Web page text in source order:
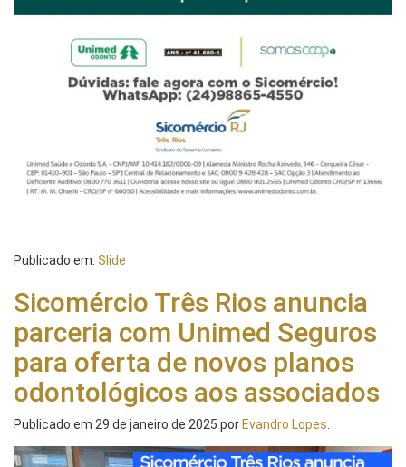
Publicado em: Slide
Sicomércio Três Rios anuncia
parceria com Unimed Seguros
para oferta de novos planos
odontológicos aos associados
Publicado em 29 de janeiro de 2025 por Evandro Lopes